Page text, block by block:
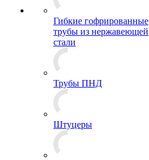
Гибкие гофрированные
трубы из нержавеющей
стали
Трубы ПНД
Штуцеры